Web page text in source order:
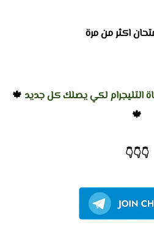
اكثر من مرة
التليجرام لكي يصلك كل جديد 🍁
🍁
👇
👇
👇